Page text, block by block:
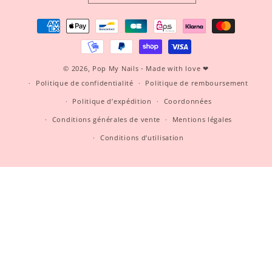
Moyens
© 2026, Pop My Nails - Made with love ❤
Politique de confidentialité
Politique de remboursement
Politique d’expédition
Coordonnées
Conditions générales de vente
Mentions légales
Conditions d’utilisation